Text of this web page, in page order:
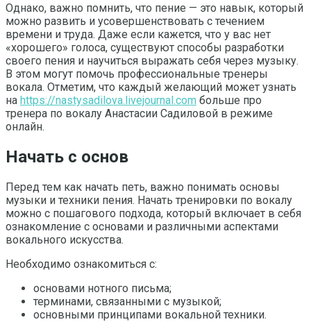
Однако, важно помнить, что пение — это навык, который
можно развить и усовершенствовать с течением
времени и труда. Даже если кажется, что у вас нет
«хорошего» голоса, существуют способы разработки
своего пения и научиться выражать себя через музыку.
В этом могут помочь профессиональные тренеры
вокала. Отметим, что каждый желающий может узнать
на https://nastysadilova.livejournal.com больше про
тренера по вокалу Анастасии Садиловой в режиме
онлайн.
Начать с основ
Перед тем как начать петь, важно понимать основы
музыки и техники пения. Начать тренировки по вокалу
можно с пошагового подхода, который включает в себя
ознакомление с основами и различными аспектами
вокального искусства.
Необходимо ознакомиться с:
основами нотного письма;
терминами, связанными с музыкой;
основными принципами вокальной техники.